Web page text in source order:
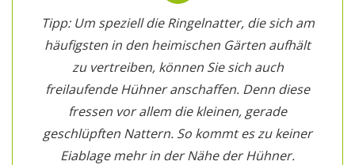
Tipp: Um speziell die Ringelnatter, die sich am
häufigsten in den heimischen Gärten aufhält
zu vertreiben, können Sie sich auch
freilaufende Hühner anschaffen. Denn diese
fressen vor allem die kleinen, gerade
geschlüpften Nattern. So kommt es zu keiner
Eiablage mehr in der Nähe der Hühner.